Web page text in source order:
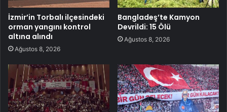
İzmir’in Torbalı ilçesindeki
orman yangını kontrol
altına alındı
Ağustos 8, 2026
Bangladeş’te Kamyon
Devrildi: 15 Ölü
Ağustos 8, 2026